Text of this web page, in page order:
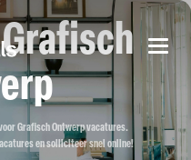
Grafisch Ontwerp vacatures.
en solliciteer snel online!